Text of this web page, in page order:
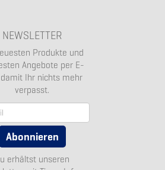
NEWSLETTER
Produkte und
Angebote per E-
damit Ihr nichts mehr
verpasst.
Abonnieren
erhältst unseren